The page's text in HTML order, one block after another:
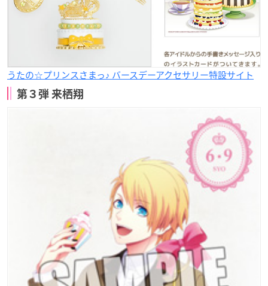
うたの☆プリンスさまっ♪ バースデーアクセサリー特設サイト
第３弾 来栖翔